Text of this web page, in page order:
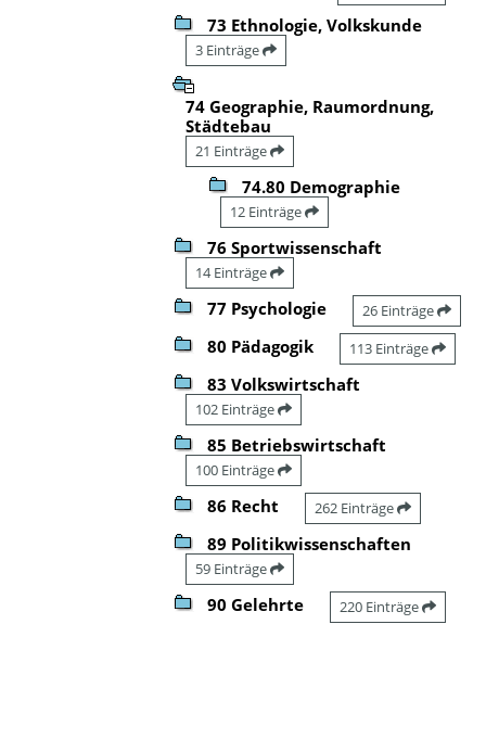
73 Ethnologie, Volkskunde
3 Einträge
74 Geographie, Raumordnung,
Städtebau
21 Einträge
74.80 Demographie
12 Einträge
76 Sportwissenschaft
14 Einträge
77 Psychologie 26 Einträge
80 Pädagogik 113 Einträge
83 Volkswirtschaft
102 Einträge
85 Betriebswirtschaft
100 Einträge
86 Recht 262 Einträge
89 Politikwissenschaften
59 Einträge
90 Gelehrte 220 Einträge